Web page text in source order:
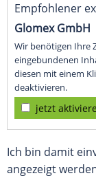
Empfohlener
Glomex GmbH
Wir benötigen Ihre
eingebundenen
diesen mit einem
deaktivieren.
jetzt
Ich bin damit
angezeigt